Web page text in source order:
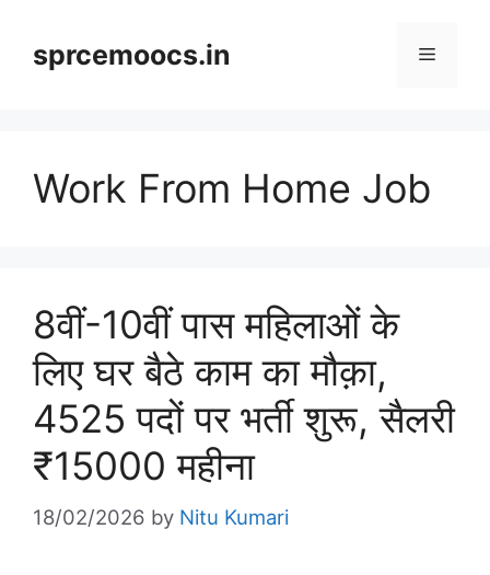
content
sprcemoocs.in Menu
Work From Home Job
8वीं-10वीं पास महिलाओं के
लिए घर बैठे काम का मौक़ा,
4525 पदों पर भर्ती शुरू, सैलरी
₹15000 महीना
18/02/2026 by Nitu Kumari